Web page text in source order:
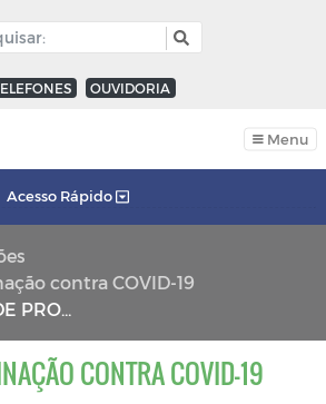
OUVIDORIA
Menu
Acesso Rápido
contra COVID-19
ISABEL 26/01/2021
CONTRA COVID-19